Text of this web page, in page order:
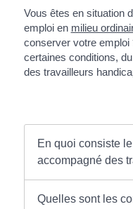
Vous êtes en situation
emploi en milieu
conserver votre emploi
certaines conditions,
des travailleurs
En quoi consiste
accompagné des
Quelles sont les